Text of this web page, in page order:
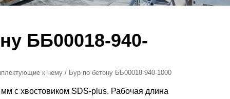
ББ00018-940-
к нему / Бур по бетону ББ00018-940-1000
с хвостовиком SDS-plus. Рабочая длина